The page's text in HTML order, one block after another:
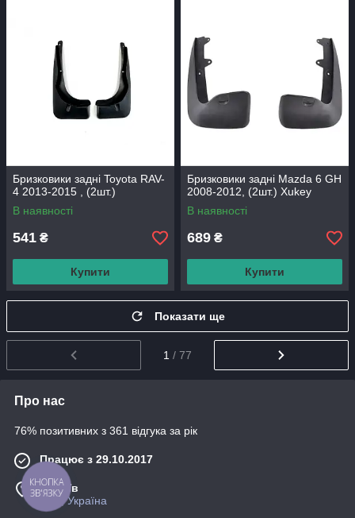
Бризковики задні Toyota RAV-
4 2013-2015 , (2шт.)
В наявності
541 ₴
Купити
Бризковики задні Mazda 6 GH
2008-2012, (2шт.) Xukey
В наявності
689 ₴
Купити
Показати ще
1 / 77
Про нас
76% позитивних з 361 відгука за рік
Працює з 29.10.2017
м. Київ
Київ, Україна
КНОПКА
ЗВ'ЯЗКУ